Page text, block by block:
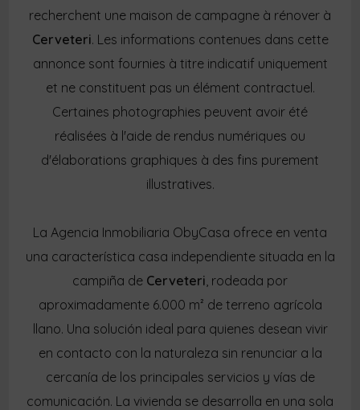
recherchent une maison de campagne à rénover à
Cerveteri. Les informations contenues dans cette
annonce sont fournies à titre indicatif uniquement
et ne constituent pas un élément contractuel.
Certaines photographies peuvent avoir été
réalisées à l'aide de rendus numériques ou
d'élaborations graphiques à des fins purement
illustratives.
La Agencia Inmobiliaria ObyCasa ofrece en venta
una característica casa independiente situada en la
campiña de Cerveteri, rodeada por
aproximadamente 6.000 m² de terreno agrícola
llano. Una solución ideal para quienes desean vivir
en contacto con la naturaleza sin renunciar a la
cercanía de los principales servicios y vías de
comunicación. La vivienda se desarrolla en una sola